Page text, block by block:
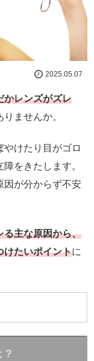
2025.05.07
かレンズがズレ
ませんか。
けたり目がゴロ
をきたします。
因が分からず不安
る主な原因から、
けたいポイントに